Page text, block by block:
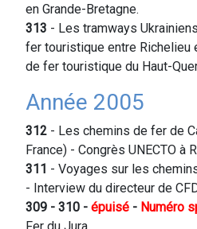
en Grande-Bretagne.
313 - Les tramways
fer touristique entre Richelieu
de fer touristique du Haut-
Année 2005
312 - Les chemins de fer de
France) - Congrès UNECTO à
311 - Voyages sur les
- Interview du directeur de
309 - 310 - épuisé - Numéro
Fer du Jura.